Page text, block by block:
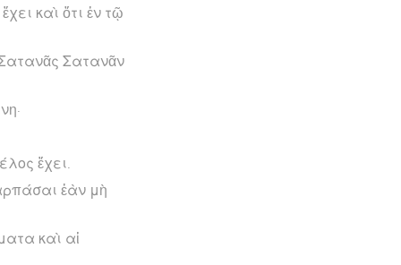
καὶ ὅτι ἐν τῷ
Σατανᾶν
ἔχει.
ἐὰν μὴ
καὶ αἱ